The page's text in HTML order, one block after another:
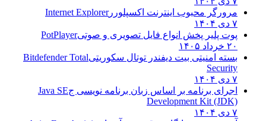
مرورگر محبوب اینترنت اکسپلوررInternet Explorer
۷ دی ۱۴۰۴
پوت پلیر پخش انواع فایل تصویری و صوتیPotPlayer
۲۰ خرداد ۱۴۰۵
بسته امنیتی بیت دیفندر توتال سکوریتیBitdefender Total
Security
۷ دی ۱۴۰۴
اجرای برنامه بر اساس زبان برنامه نویسی جJava SE
Development Kit (JDK)
۷ دی ۱۴۰۴